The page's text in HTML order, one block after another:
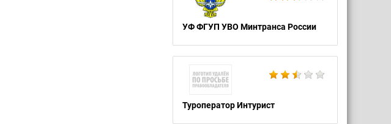
УФ ФГУП УВО Минтранса России
Туроператор Интурист